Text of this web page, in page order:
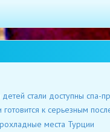
стали доступны спа-
готовится к серьезным
места Турции